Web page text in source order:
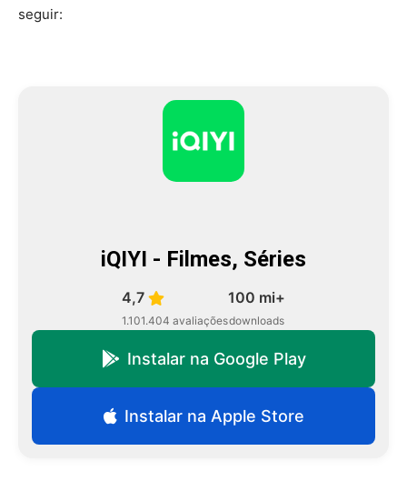
seguir:
iQIYI - Filmes, Séries
4,7
1.101.404 avaliações
100 mi+
downloads
Instalar na Google Play
Instalar na Apple Store